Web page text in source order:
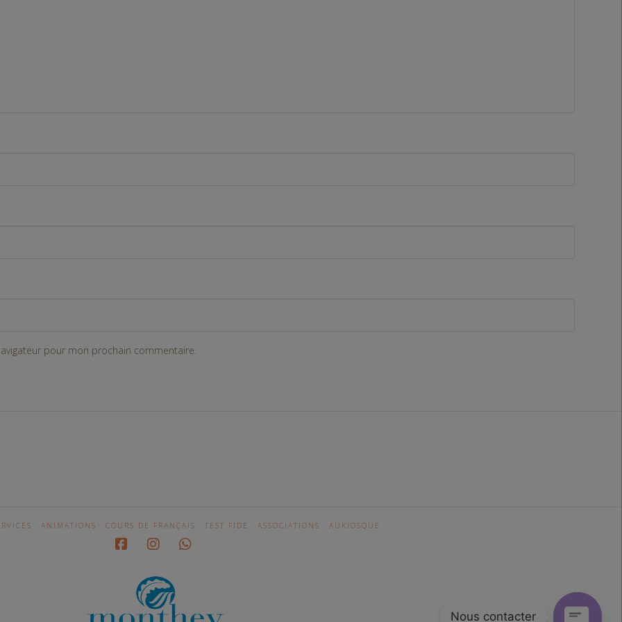
pour mon prochain commentaire.
ANIMATIONS COURS DE FRANÇAIS TEST FIDE ASSOCIATIONS AUKIOSQUE
Nous contacter